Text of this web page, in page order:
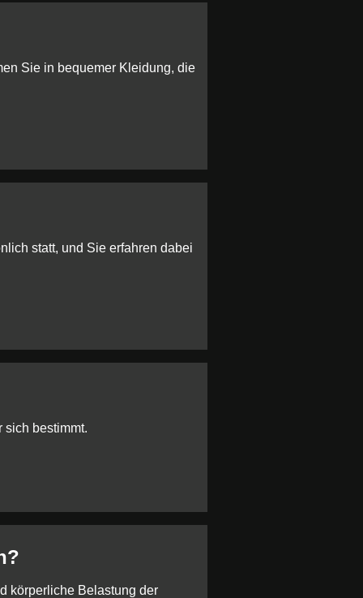
Sie in bequemer Kleidung, die
statt, und Sie erfahren dabei
bestimmt.
körperliche Belastung der